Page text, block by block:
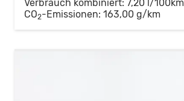
Verbrauch kombiniert: 7,20 l/100km
CO2-Emissionen: 163,00 g/km